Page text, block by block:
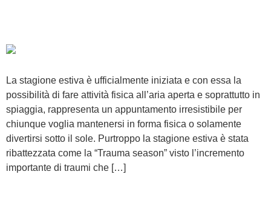
La stagione estiva è ufficialmente iniziata e con essa la
possibilità di fare attività fisica all’aria aperta e soprattutto in
spiaggia, rappresenta un appuntamento irresistibile per
chiunque voglia mantenersi in forma fisica o solamente
divertirsi sotto il sole. Purtroppo la stagione estiva è stata
ribattezzata come la “Trauma season” visto l’incremento
importante di traumi che […]